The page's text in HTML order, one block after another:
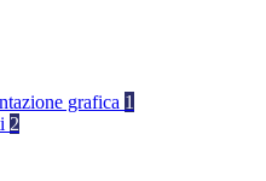
grafica 1
2